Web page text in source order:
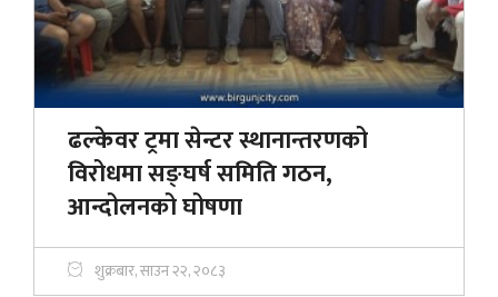
ढल्केवर ट्रमा सेन्टर स्थानान्तरणको
विरोधमा सङ्घर्ष समिति गठन,
आन्दोलनको घोषणा
शुक्रबार, साउन २२, २०८३